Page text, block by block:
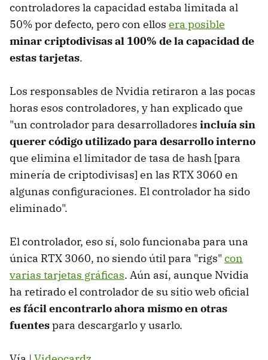
controladores la capacidad estaba limitada al
50% por defecto, pero con ellos era posible
minar criptodivisas al 100% de la capacidad de
estas tarjetas.
Los responsables de Nvidia retiraron a las pocas
horas esos controladores, y han explicado que
"un controlador para desarrolladores incluía sin
querer código utilizado para desarrollo interno
que elimina el limitador de tasa de hash [para
minería de criptodivisas] en las RTX 3060 en
algunas configuraciones. El controlador ha sido
eliminado".
El controlador, eso sí, solo funcionaba para una
única RTX 3060, no siendo útil para "rigs" con
varias tarjetas gráficas. Aún así, aunque Nvidia
ha retirado el controlador de su sitio web oficial
es fácil encontrarlo ahora mismo en otras
fuentespara descargarlo y usarlo.